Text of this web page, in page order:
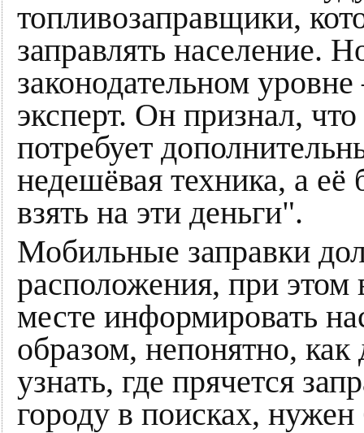
топливозаправщики,
заправлять население.
законодательном
эксперт. Он признал,
потребует
недешёвая техника, а
взять на эти деньги".
Мобильные заправки
расположения, при этом
месте информировать
образом, непонятно,
узнать, где прячется
городу в поисках, нужен